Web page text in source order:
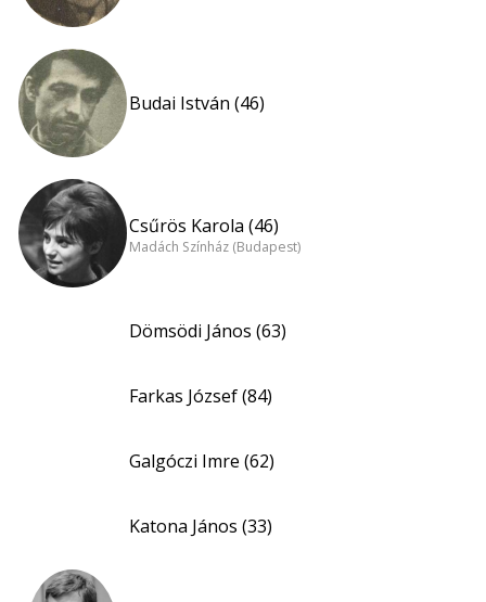
Budai István (46)
Csűrös Karola (46)
Madách Színház (Budapest)
Dömsödi János (63)
Farkas József (84)
Galgóczi Imre (62)
Katona János (33)